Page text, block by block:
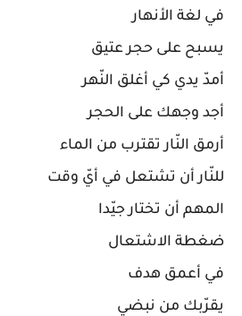
في لغة الأنهار
يسبح على حجر عتيق
أمدّ يدي كي أغلق النّهر
أجد وجهك على الحجر
أرمق النّار تقترب من الماء
للنّار أن تشتعل في أيّ وقت
المهم أن تختار جيّدا
ضغطة الاشتعال
في أعمق هدف
يقرّبك من نبضي